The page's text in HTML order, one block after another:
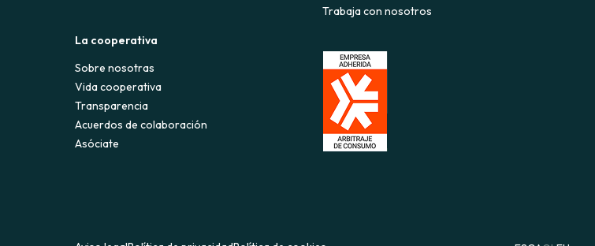
La cooperativa
Sobre nosotras
Vida cooperativa
Transparencia
Acuerdos de colaboración
Asóciate
Trabaja con nosotros